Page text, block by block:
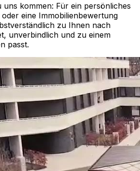
uns kommen: Für ein persönliches
eine Immobilienbewertung
zu Ihnen nach
unverbindlich und zu einem
passt.